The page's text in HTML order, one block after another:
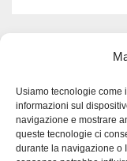
Usiamo tecnologie come
informazioni sul
navigazione e mostrare
queste tecnologie ci
durante la navigazione o